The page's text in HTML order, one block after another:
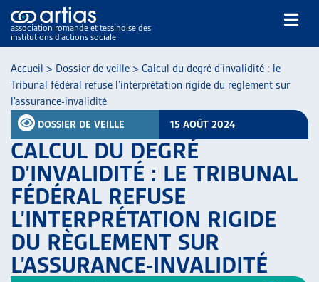
association romande et tessinoise des
institutions d’actions sociale
NOS PUBLICATIONS
ARTICLES
DOSSIERS DU MOIS
VEILLE
RESSOURCES
THÉMATIQUES
Accueil > Dossier de veille > Calcul du degré d’invalidité : le
Tribunal fédéral refuse l’interprétation rigide du règlement sur
l’assurance-invalidité
DOSSIER DE VEILLE 15 AOÛT 2024
CALCUL DU DEGRÉ
D’INVALIDITÉ : LE TRIBUNAL
FÉDÉRAL REFUSE
L’INTERPRÉTATION RIGIDE
DU RÈGLEMENT SUR
L’ASSURANCE-INVALIDITÉ